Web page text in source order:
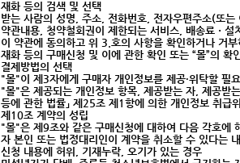
재화 등의 검색 및 선택
받는 사람의 성명, 주소, 전화번호, 전자우편주소(또는
약관내용, 청약철회권이 제한되는 서비스, 배송료ㆍ
이 약관에 동의하고 위 3.호의 사항을 확인하거나 거
재화 등의 구매신청 및 이에 관한 확인 또는 “몰”의 확
결제방법의 선택
"몰"이 제3자에게 구매자 개인정보를 제공·위탁할 필
"몰"은 제공되는 개인정보 항목, 제공받는 자, 제공받
등에 관한 법률」 제25조 제1항에 의한 개인정보 취
제10조 계약의 성립
"몰"은 제9조와 같은 구매신청에 대하여 다음 각호에
자 본인 또는 법정대리인이 계약을 취소할 수 있다는
신청 내용에 허위, 기재누락, 오기가 있는 경우